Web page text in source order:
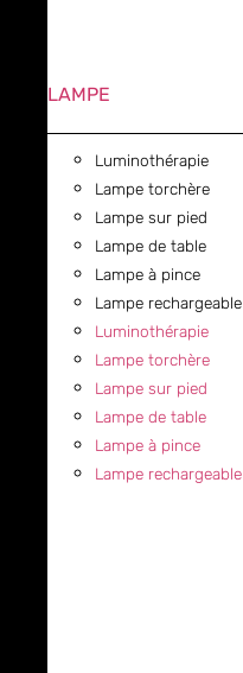
LAMPE
Luminothérapie
Lampe torchère
Lampe sur pied
Lampe de table
Lampe à pince
Lampe rechargeable
Luminothérapie
Lampe torchère
Lampe sur pied
Lampe de table
Lampe à pince
Lampe rechargeable